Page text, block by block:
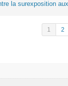
la surexposition
1 2